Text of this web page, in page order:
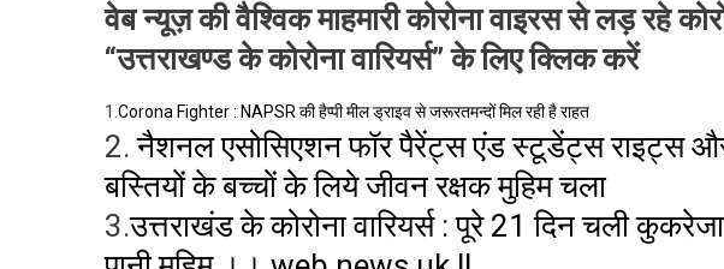
वेब न्यूज़ की वैश्विक माहमारी कोरोना वाइरस से लड़ रहे
“उत्तराखण्ड के कोरोना वारियर्स” के लिए क्लिक करें
1. Corona Fighter : NAPSR की हैप्पी मील ड्राइव से जरूरतमन्दों मिल रही है राहत
2.नैशनल एसोसिएशन फॉर पैरेंट्स एंड स्टूडेंट्स राइट्स
बस्तियों के बच्चों के लिये जीवन रक्षक मुहिम चला
3.उत्तराखंड के कोरोना वारियर्स : पूरे 21 दिन चली